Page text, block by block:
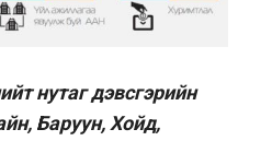
нутаг дэвсгэрийн
Баруун, Хойд,